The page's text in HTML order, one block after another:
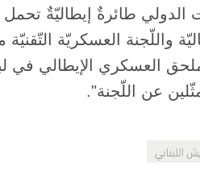
الدولي طائرةٌ إيطاليّةٌ
واللّجنة العسكريّة
عن اللّجنة".
اللبناني